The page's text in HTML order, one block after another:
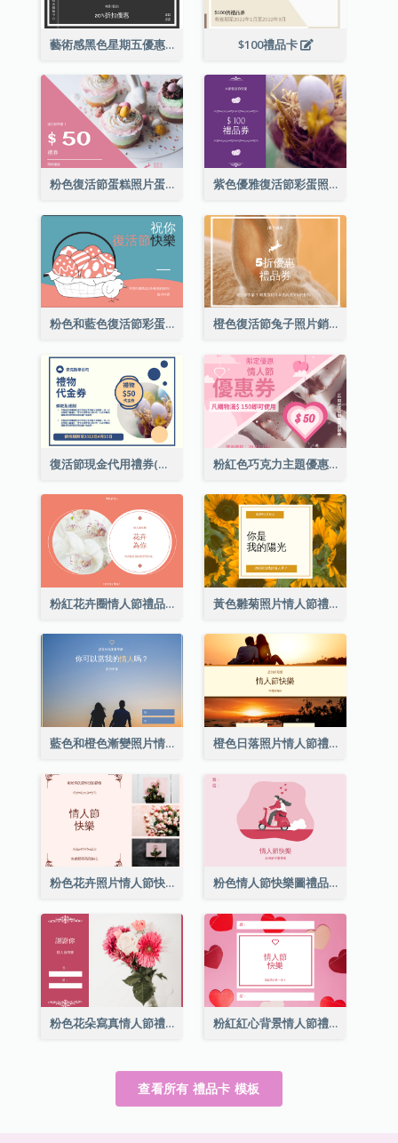
藝術感黑色星期五優惠券 $100禮品卡
粉色復活節蛋糕照片蛋糕店禮品卡 紫色優雅復活節彩蛋照片禮品卡
粉色和藍色復活節彩蛋銷售禮品卡 橙色復活節兔子照片銷售禮品卡
復活節現金代用禮券(附使用細則) 粉紅色巧克力主題優惠券
粉紅花卉圈情人節禮品卡 黃色雛菊照片情人節禮品卡
藍色和橙色漸變照片情人節禮品卡 橙色日落照片情人節禮品卡
粉色花卉照片情人節快樂禮品卡 粉色情人節快樂圖禮品卡
粉色花朵寫真情人節禮品卡 粉紅紅心背景情人節禮品卡
查看所有 禮品卡 模板